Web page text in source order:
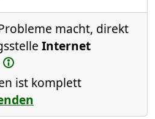
macht, direkt
Internet
ist komplett